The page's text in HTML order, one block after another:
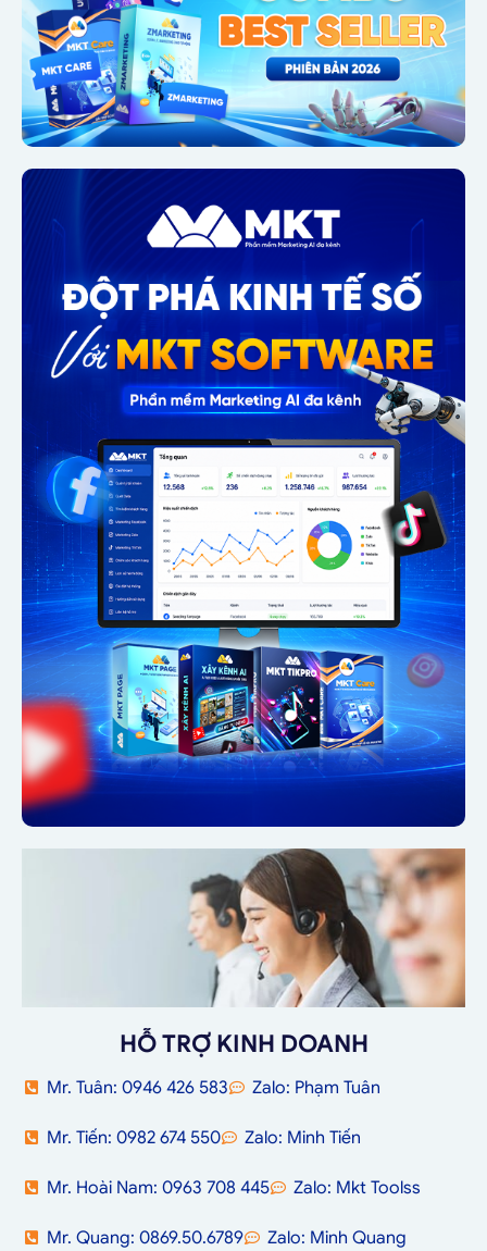
HỖ TRỢ KINH DOANH
Mr. Tuân: 0946 426 583 Zalo: Phạm Tuân
Mr. Tiến: 0982 674 550 Zalo: Minh Tiến
Mr. Hoài Nam: 0963 708 445 Zalo: Mkt Toolss
Mr. Quang: 0869.50.6789 Zalo: Minh Quang